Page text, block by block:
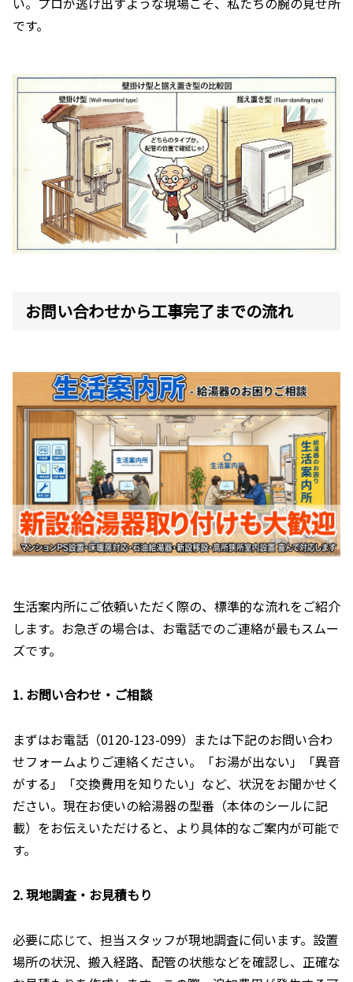
です。
お問い合わせから工事完了までの流れ
生活案内所にご依頼いただく際の、標準的な流れをご紹介
します。お急ぎの場合は、お電話でのご連絡が最もスムー
ズです。
1. お問い合わせ・ご相談
まずはお電話（0120-123-099）または下記のお問い合わ
せフォームよりご連絡ください。「お湯が出ない」「異音
がする」「交換費用を知りたい」など、状況をお聞かせく
ださい。現在お使いの給湯器の型番（本体のシールに記
載）をお伝えいただけると、より具体的なご案内が可能で
す。
2. 現地調査・お見積もり
必要に応じて、担当スタッフが現地調査に伺います。設置
場所の状況、搬入経路、配管の状態などを確認し、正確な